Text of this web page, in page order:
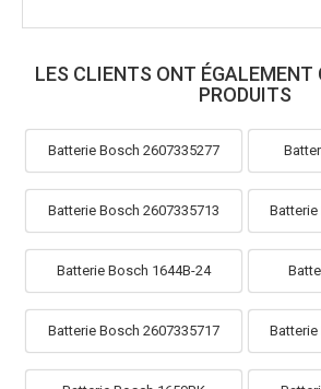
LES CLIENTS ONT ÉGALEMENT
PRODUITS
Batterie Bosch 2607335277
Batterie Bosch 2607335713
Batterie Bosch 1644B-24
Batterie Bosch 2607335717